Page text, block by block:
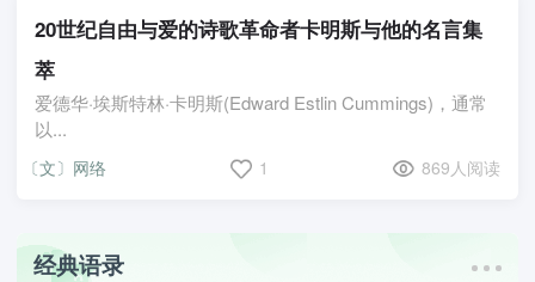
20世纪自由与爱的诗歌革命者卡明斯与他的名言集
萃
爱德华·埃斯特林·卡明斯(Edward Estlin Cummings)，通常
以...
〔文〕网络 1 869人阅读
经典语录